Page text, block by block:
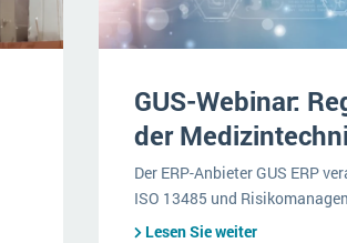
GUS-Webinar:
der
Der ERP-Anbieter GUS ERP
ISO 13485 und
Lesen Sie weiter